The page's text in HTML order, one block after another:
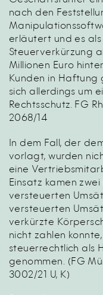
nach den
erläutert und es als
Steuerverkürzung
Millionen Euro
Kunden in Haftung
sich allerdings um
Rechtsschutz. FG
2068/14
In dem Fall, der
vorlagt, wurden
eine
Einsatz kamen
versteuerten
versteuerten
verkürzte
nicht zahlen
steuerrechtlich als
genommen. (FG
3002/21 U, K)